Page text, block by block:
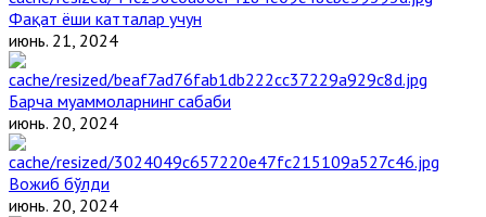
Фақат ёши катталар учун
июнь. 21, 2024
Барча муаммоларнинг сабаби
июнь. 20, 2024
Вожиб бўлди
июнь. 20, 2024